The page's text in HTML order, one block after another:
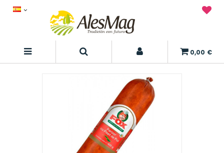
0,00 €